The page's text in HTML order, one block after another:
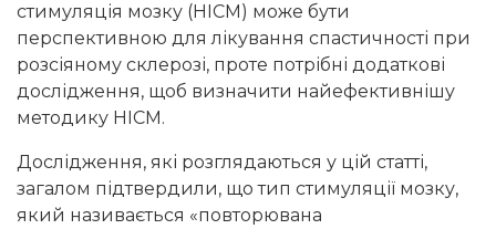
стимуляція мозку (НІСМ) може бути
перспективною для лікування спастичності при
розсіяному склерозі, проте потрібні додаткові
дослідження, щоб визначити найефективнішу
методику НІСМ.
Дослідження, які розглядаються у цій статті,
загалом підтвердили, що тип стимуляції мозку,
який називається «повторювана